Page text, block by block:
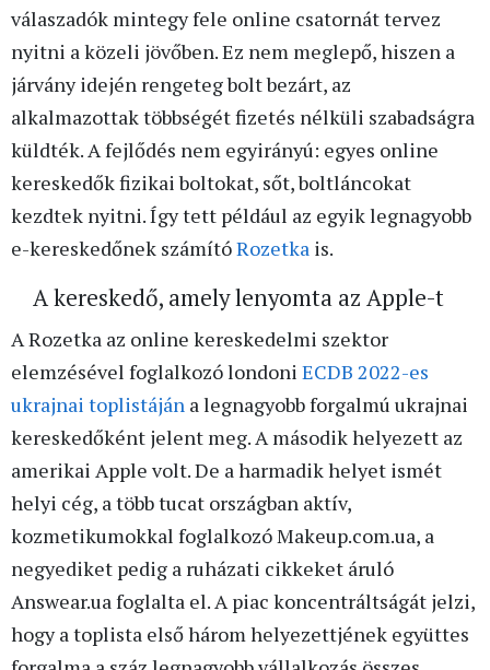
válaszadók mintegy fele online csatornát tervez
nyitni a közeli jövőben. Ez nem meglepő, hiszen a
járvány idején rengeteg bolt bezárt, az
alkalmazottak többségét fizetés nélküli szabadságra
küldték. A fejlődés nem egyirányú: egyes online
kereskedők fizikai boltokat, sőt, boltláncokat
kezdtek nyitni. Így tett például az egyik legnagyobb
e-kereskedőnek számítóRozetka is.
A kereskedő, amely lenyomta az Apple-t
A Rozetka az online kereskedelmi szektor
elemzésével foglalkozó londoni ECDB 2022-es
ukrajnai toplistáján a legnagyobb forgalmú ukrajnai
kereskedőként jelent meg. A második helyezett az
amerikai Apple volt. De a harmadik helyet ismét
helyi cég, a több tucat országban aktív,
kozmetikumokkal foglalkozó Makeup.com.ua, a
negyediket pedig a ruházati cikkeket áruló
Answear.ua foglalta el. A piac koncentráltságát jelzi,
hogy a toplista első három helyezettjének együttes